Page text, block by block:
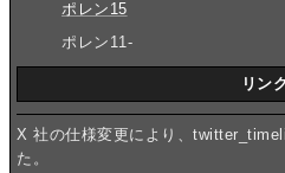
ポレン15
ポレン11-
リン
X 社の仕様変更により、
た。